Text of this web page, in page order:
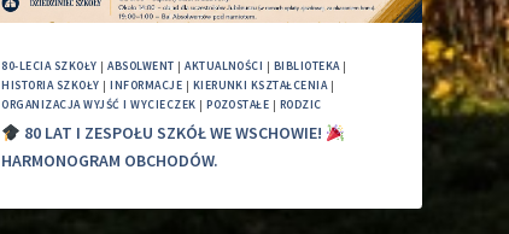
80-LECIA SZKOŁY |ABSOLWENT |AKTUALNOŚCI | BIBLIOTEKA |
HISTORIA SZKOŁY |INFORMACJE | KIERUNKI KSZTAŁCENIA |
ORGANIZACJA WYJŚĆ I WYCIECZEK |POZOSTAŁE | RODZIC
80 LAT I ZESPOŁU SZKÓŁ WE WSCHOWIE!
HARMONOGRAM OBCHODÓW.